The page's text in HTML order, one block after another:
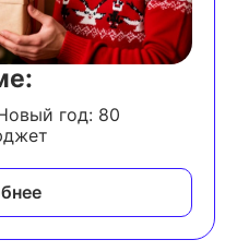
год: 80